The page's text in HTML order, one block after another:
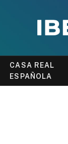
CASA REAL
ESPAÑOLA